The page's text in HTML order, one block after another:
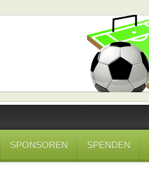
SPONSOREN SPENDEN